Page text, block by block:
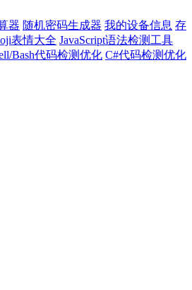
器 随机密码生成器 我的设备信息 存
表情大全 JavaScript语法检测工具
Bash代码检测优化 C#代码检测优化